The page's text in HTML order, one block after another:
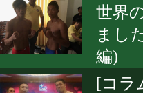
世界
まし
編)
[コラ